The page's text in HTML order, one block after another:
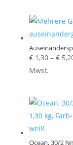
€1,30 – €
Mwst.
Ocean, 30/2